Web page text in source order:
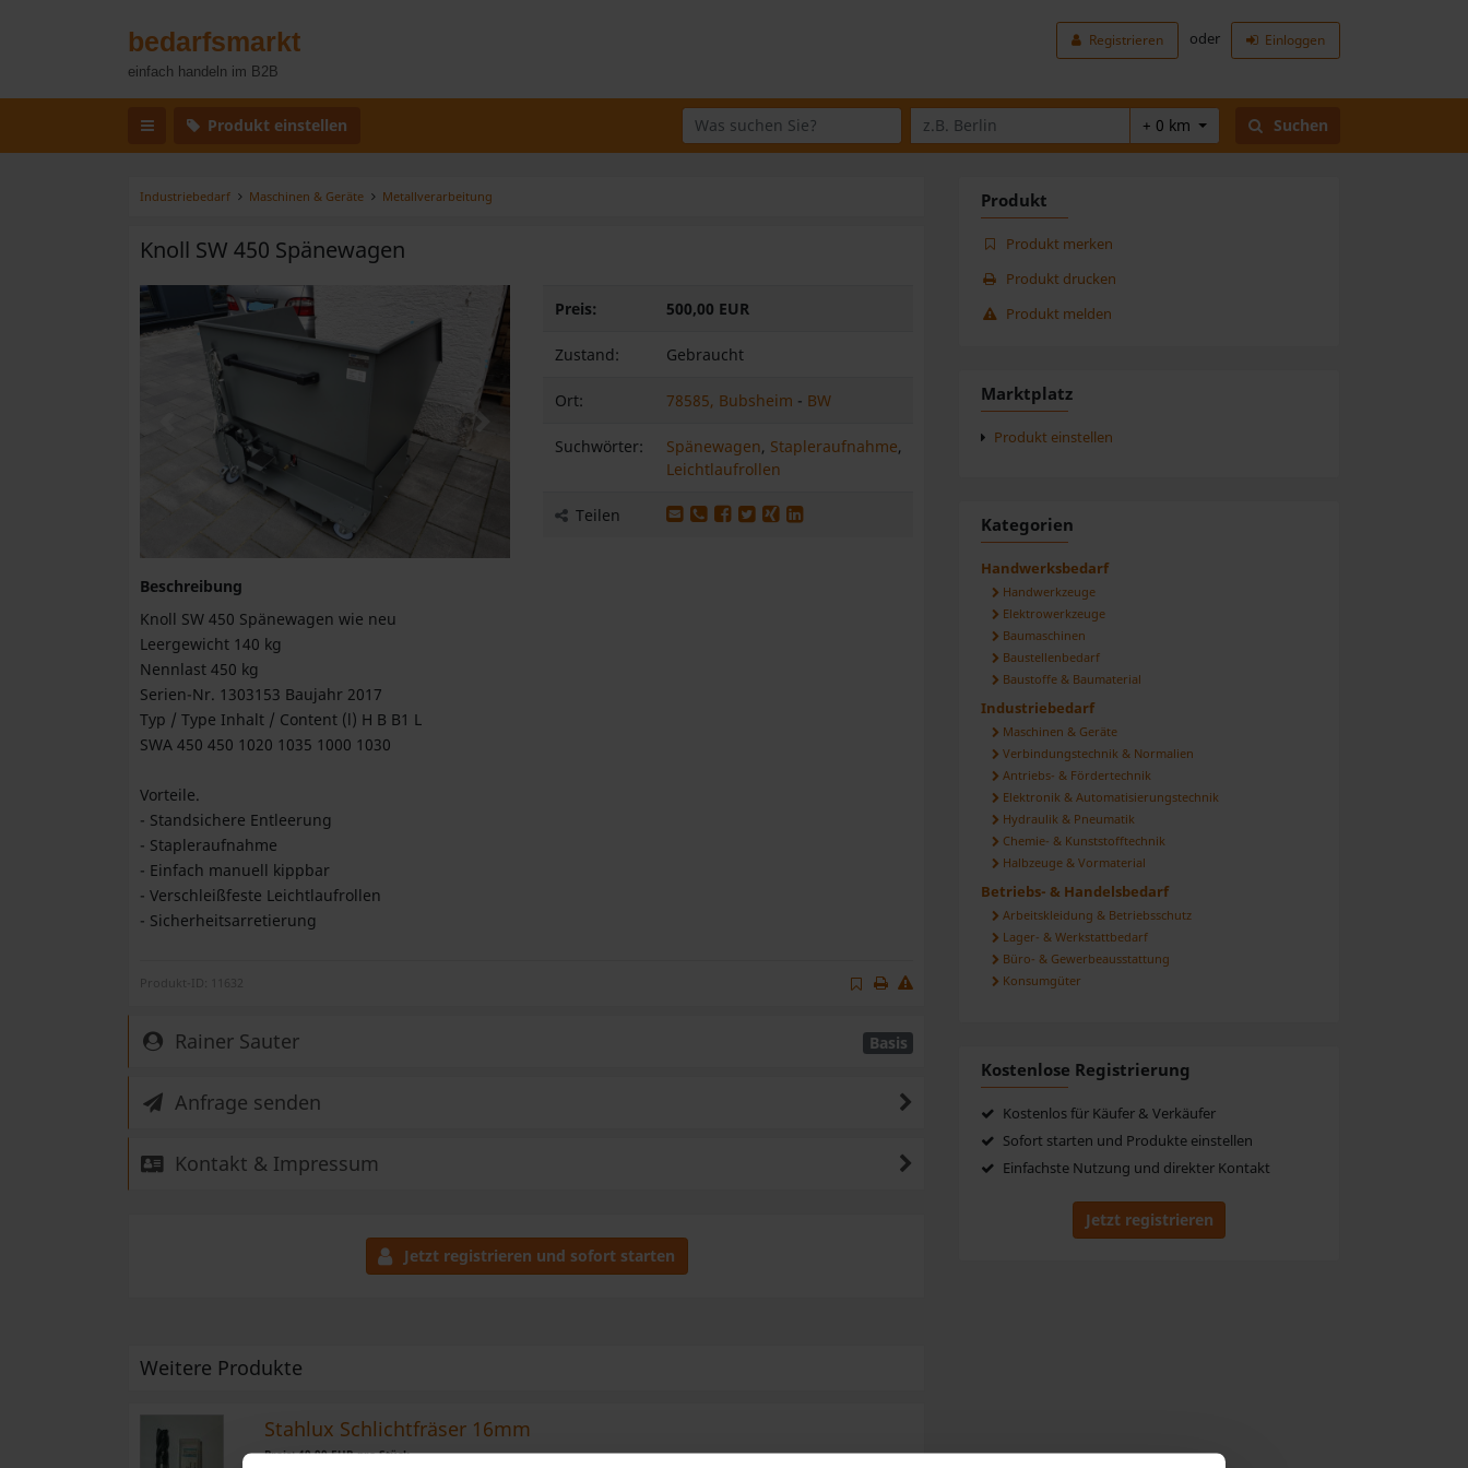
bedarfsmarkt
einfach handeln im B2B
Registrieren oder Einloggen
Produkt einstellen Was suchen Sie?
Wo suchen Sie?
+ 0 km
Suchen
Industriebedarf Maschinen & Geräte Metallverarbeitung
Knoll SW 450 Spänewagen
Zurück
Preis: 500,00 EUR
Zustand: Gebraucht
Ort: 78585, Bubsheim - BW
Suchwörter: Spänewagen, Stapleraufnahme,
Leichtlaufrollen
Teilen Produkt per E-Mail weiterleiten
Produkt per WhatsApp weiterleiten
Produkt auf Facebook teilen
Produkt auf X teilen
Produkt auf XING teilen
Produkt auf LinkedIn teilen
Beschreibung
Knoll SW 450 Spänewagen wie neu
Leergewicht 140 kg
Nennlast 450 kg
Serien-Nr. 1303153 Baujahr 2017
Typ / Type Inhalt / Content (l) H B B1 L
SWA 450 450 1020 1035 1000 1030
Vorteile.
- Standsichere Entleerung
- Stapleraufnahme
- Einfach manuell kippbar
- Verschleißfeste Leichtlaufrollen
- Sicherheitsarretierung
Produkt-ID: 11632
Rainer Sauter Basis
Anfrage senden
Kontakt & Impressum
Jetzt registrieren und sofort starten
Weitere Produkte
Stahlux Schlichtfräser 16mm
Preis: 40,00 EUR pro Stück
Produkt
Produkt merken
Produkt drucken
Produkt melden
Marktplatz
Produkt einstellen
Kategorien
Handwerksbedarf
Handwerkzeuge
Elektrowerkzeuge
Baumaschinen
Baustellenbedarf
Baustoffe & Baumaterial
Industriebedarf
Maschinen & Geräte
Verbindungstechnik & Normalien
Antriebs- & Fördertechnik
Elektronik & Automatisierungstechnik
Hydraulik & Pneumatik
Chemie- & Kunststofftechnik
Halbzeuge & Vormaterial
Betriebs- & Handelsbedarf
Arbeitskleidung & Betriebsschutz
Lager- & Werkstattbedarf
Büro- & Gewerbeausstattung
Konsumgüter
Kostenlose Registrierung
Kostenlos für Käufer & Verkäufer
Sofort starten und Produkte einstellen
Einfachste Nutzung und direkter Kontakt
Jetzt registrieren